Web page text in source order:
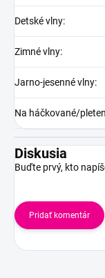
Detské vlny:
Zimné vlny:
Jarno-jesenné vlny:
Na háčkované/
Diskusia
Buďte prvý, kto
Pridať komentár